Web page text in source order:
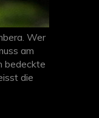
Wer
am
bedeckte
die